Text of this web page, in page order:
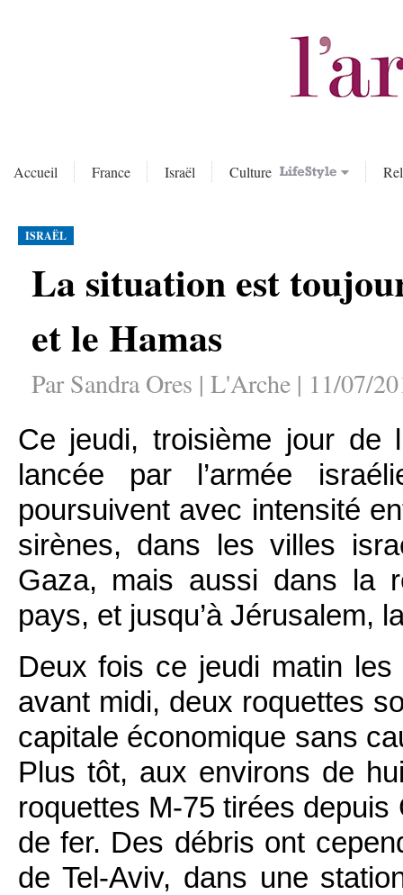
Accueil France Israël Culture
ISRAËL
La situation est
et le Hamas
Par Sandra Ores | L'Arche | 11/07/
Ce jeudi, troisième jour de
lancée par l’armée
poursuivent avec intensité
sirènes, dans les villes
Gaza, mais aussi dans la
pays, et jusqu’à Jérusalem,
Deux fois ce jeudi matin
avant midi, deux roquettes
capitale économique sans
Plus tôt, aux environs de
roquettes M-75 tirées
de fer. Des débris ont
de Tel-Aviv, dans une